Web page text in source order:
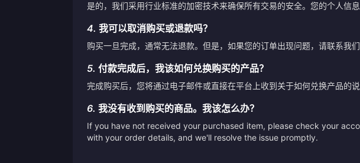
是的，我们采用行业标准的加密技术来确保所有交易的安全。您的个人信
4. 我可以取消购买或退款吗？
购买一旦完成，通常无法退款。但是，如果您的订单出现问题，请联系我
5. 付款完成后，我该如何兑换购买的产品？
完成购买后，您将通过电子邮件或直接在平台上收到关于如何兑换产品的
6. 我没有收到购买的商品。我该怎么办？
If you have not received your purchased item, please check your
with your order details, and we'll resolve the issue promptly.